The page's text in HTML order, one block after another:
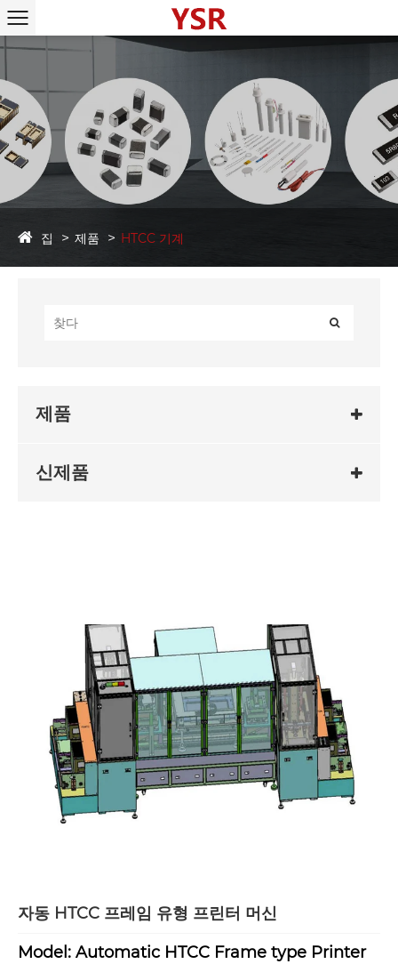
집 제품 HTCC 기계
제품
신제품
자동 HTCC 프레임 유형 프린터 머신
Model: Automatic HTCC Frame type Printer